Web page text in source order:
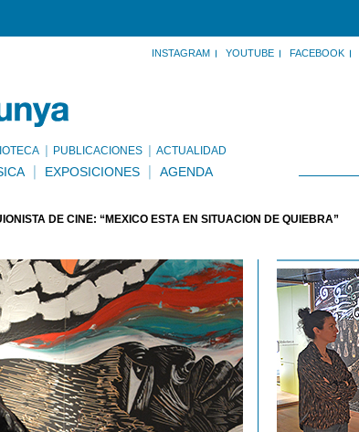
INSTAGRAM YOUTUBE FACEBOOK
PUBLICACIONES ACTUALIDAD
EXPOSICIONES AGENDA
DE CINE: “MÉXICO ESTÁ EN SITUACIÓN DE QUIEBRA”